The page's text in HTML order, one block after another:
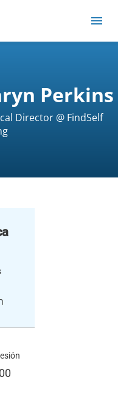
Perkins
Director @ FindSelf